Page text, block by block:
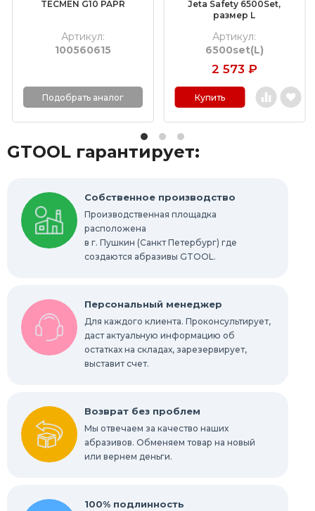
Круги с креплением Roloc™
Шлифовальные абразивные ленты
Отрезные круги по металлу
Шлифовальные гильзы
Шлифовальные абразивные губки, бруски
Радиальные шлифовальные круги
Конволютные круги
Абразивы для обработки труднодоступных
мест
TECMEN G10 PAPR
Артикул:
100560615
Подобрать аналог
Jeta Safety 6500Set,
размер L
Артикул:
6500set(L)
2 573 ₽
Купить
GTOOL гарантирует:
Собственное производство
Производственная площадка
расположена
в г. Пушкин (Санкт Петербург) где
создаются абразивы GTOOL.
Персональный менеджер
Для каждого клиента. Проконсультирует,
даст актуальную информацию об
остатках на складах, зарезервирует,
выставит счет.
Возврат без проблем
Мы отвечаем за качество наших
абразивов. Обменяем товар на новый
или вернем деньги.
100% подлинность